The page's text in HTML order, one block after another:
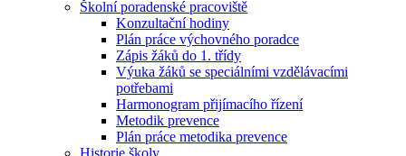
Školní poradenské pracoviště
Konzultační hodiny
Plán práce výchovného poradce
Zápis žáků do 1. třídy
Výuka žáků se speciálními vzdělávacími
potřebami
Harmonogram přijímacího řízení
Metodik prevence
Plán práce metodika prevence
Historie školy